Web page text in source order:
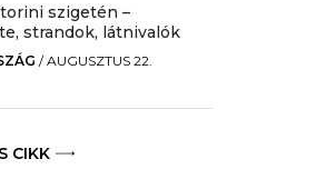
szigetén –
strandok, látnivalók
/AUGUSZTUS 22.
CIKK